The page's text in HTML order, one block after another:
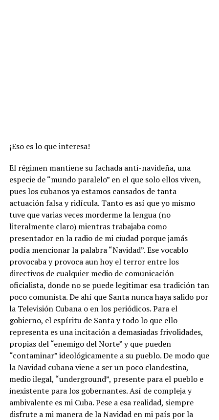
¡Eso es lo que interesa!
El régimen mantiene su fachada anti-navideña, una
especie de “mundo paralelo” en el que solo ellos viven,
pues los cubanos ya estamos cansados de tanta
actuación falsa y ridícula. Tanto es así que yo mismo
tuve que varias veces morderme la lengua (no
literalmente claro) mientras trabajaba como
presentador en la radio de mi ciudad porque jamás
podía mencionar la palabra “Navidad”. Ese vocablo
provocaba y provoca aun hoy el terror entre los
directivos de cualquier medio de comunicación
oficialista, donde no se puede legitimar esa tradición tan
poco comunista. De ahí que Santa nunca haya salido por
la Televisión Cubana o en los periódicos. Para el
gobierno, el espíritu de Santa y todo lo que ello
representa es una incitación a demasiadas frivolidades,
propias del “enemigo del Norte” y que pueden
“contaminar” ideológicamente a su pueblo. De modo que
la Navidad cubana viene a ser un poco clandestina,
medio ilegal, “underground”, presente para el pueblo e
inexistente para los gobernantes. Así de compleja y
ambivalente es mi Cuba. Pese a esa realidad, siempre
disfrute a mi manera de la Navidad en mi país por la